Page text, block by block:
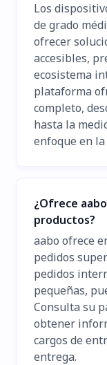
Los
de grado
ofrecer
accesibles,
ecosistema
plataforma
completo,
hasta la
enfoque en
¿Ofrece
productos?
aabo ofrece
pedidos
pedidos
pequeñas,
Consulta su
obtener
cargos de
entrega.